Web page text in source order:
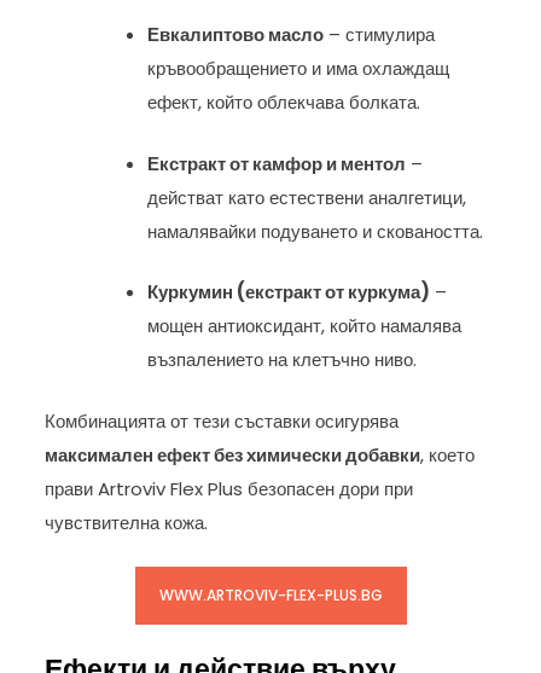
Евкалиптово масло – стимулира
кръвообращението и има охлаждащ
ефект, който облекчава болката.
Екстракт от камфор и ментол –
действат като естествени аналгетици,
намалявайки подуването и сковаността.
Куркумин (екстракт от куркума) –
мощен антиоксидант, който намалява
възпалението на клетъчно ниво.
Комбинацията от тези съставки осигурява
максимален ефект без химически добавки, което
прави Artroviv Flex Plus безопасен дори при
чувствителна кожа.
WWW.ARTROVIV-FLEX-PLUS.BG